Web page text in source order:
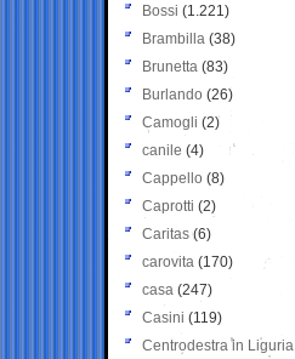
Bossi (1.221)
Brambilla (38)
Brunetta (83)
Burlando (26)
Camogli (2)
canile (4)
Cappello (8)
Caprotti (2)
Caritas (6)
carovita (170)
casa (247)
Casini (119)
Centrodestra in Liguria